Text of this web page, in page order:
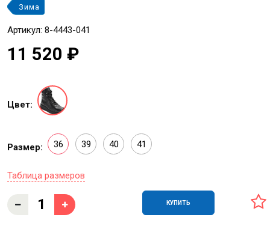
Зима
Артикул: 8-4443-041
11 520 ₽
Цвет:
Размер: 36 39 40 41
Таблица размеров
КУПИТЬ